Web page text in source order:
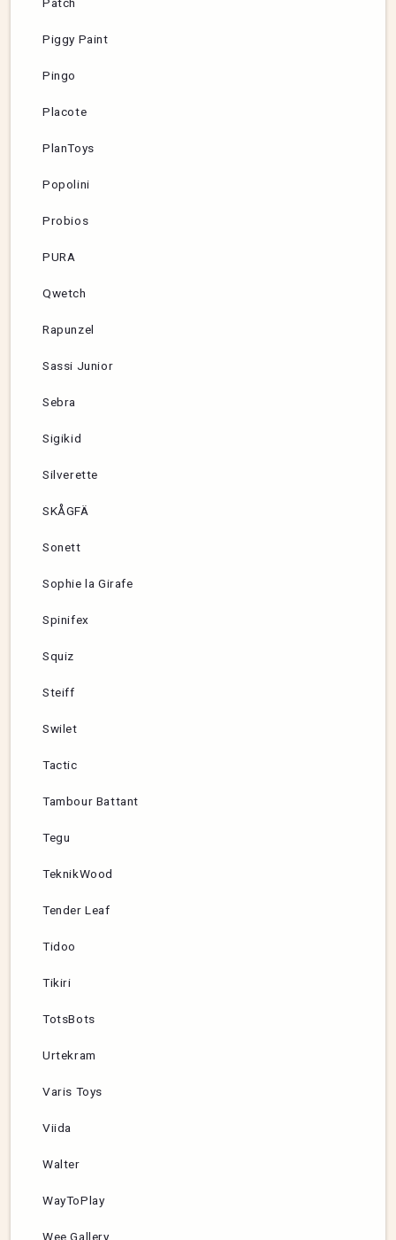
Piggy Paint
Pingo
Placote
PlanToys
Popolini
Probios
PURA
Qwetch
Rapunzel
Sassi Junior
Sebra
Sigikid
Silverette
SKÅGFÄ
Sonett
Sophie la Girafe
Spinifex
Squiz
Steiff
Swilet
Tactic
Tambour Battant
Tegu
TeknikWood
Tender Leaf
Tidoo
Tikiri
TotsBots
Urtekram
Varis Toys
Viida
Walter
WayToPlay
Wee Gallery